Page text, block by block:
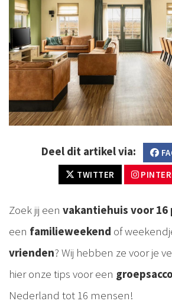
Deel dit artikel via:
TWITTER
Zoek jij een vakantiehuis voor 16
een familieweekend of
vrienden? Wij hebben ze voor je
hier onze tips voor een
Nederland tot 16 mensen!